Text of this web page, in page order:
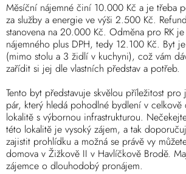
Měsíční nájemné činí 10.000 Kč a je třeba
za služby a energie ve výši 2.500 Kč.
stanovena na 20.000 Kč. Odměna pro RK
nájemného plus DPH, tedy 12.100 Kč. Byt
(mimo stolu a 3 židlí v kuchyni), což vám
zařídit si jej dle vlastních představ a potřeb.
Tento byt představuje skvělou příležitost
pár, který hledá pohodlné bydlení v celkově
lokalitě s výbornou infrastrukturou.
této lokalitě je vysoký zájem, a tak
zajistit prohlídku a možná se právě vy
domova v Žižkově II v Havlíčkově Brodě.
zájemce o dlouhodobý pronájem.